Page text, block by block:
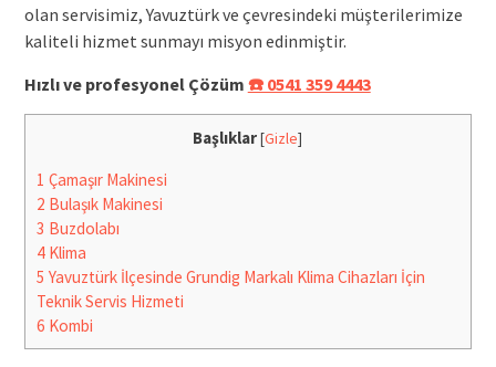
olan servisimiz, Yavuztürk ve çevresindeki müşterilerimize
kaliteli hizmet sunmayı misyon edinmiştir.
Hızlı ve profesyonel Çözüm ☎️ 0541 359 4443
Başlıklar[Gizle]
1 Çamaşır Makinesi
2 Bulaşık Makinesi
3 Buzdolabı
4Klima
5 Yavuztürk İlçesinde Grundig Markalı Klima Cihazları İçin
Teknik Servis Hizmeti
6 Kombi